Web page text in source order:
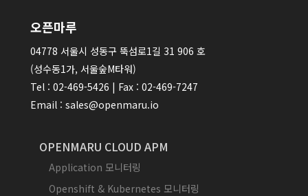
오픈마루
04778 서울시 성동구 뚝섬로1길 31 906 호
(성수동1가, 서울숲M타워)
Tel : 02-469-5426 | Fax : 02-469-7247
Email : sales@openmaru.io
OPENMARU CLOUD APM
Application 모니터링
Openshift & Kubernetes 모니터링